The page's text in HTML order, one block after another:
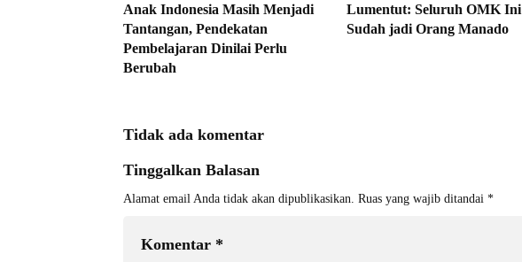
Anak Indonesia Masih Menjadi
Tantangan, Pendekatan
Pembelajaran Dinilai Perlu
Berubah
Lumentut: Seluruh OMK Ini
Sudah jadi Orang Manado
Tidak ada komentar
Tinggalkan Balasan
Alamat email Anda tidak akan dipublikasikan. Ruas yang wajib ditandai *
Komentar *